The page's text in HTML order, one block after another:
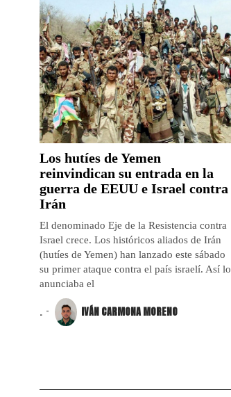
Los hutíes de Yemen
reinvindican su entrada en la
guerra de EEUU e Israel contra
Irán
El denominado Eje de la Resistencia contra
Israel crece. Los históricos aliados de Irán
(hutíes de Yemen) han lanzado este sábado
su primer ataque contra el país israelí. Así lo
anunciaba el
. IVÁN CARMONA MORENO